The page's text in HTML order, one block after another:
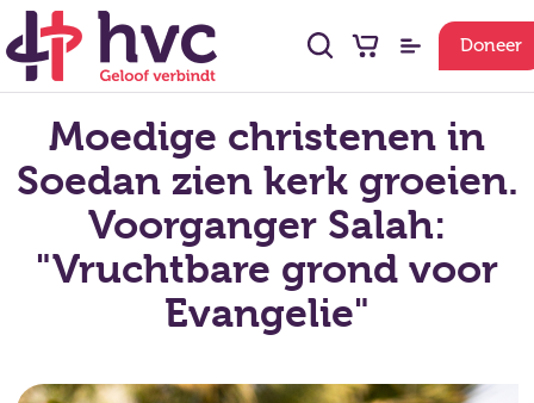
Doneer
Moedige christenen in
Soedan zien kerk groeien.
Voorganger Salah:
"Vruchtbare grond voor
Evangelie"